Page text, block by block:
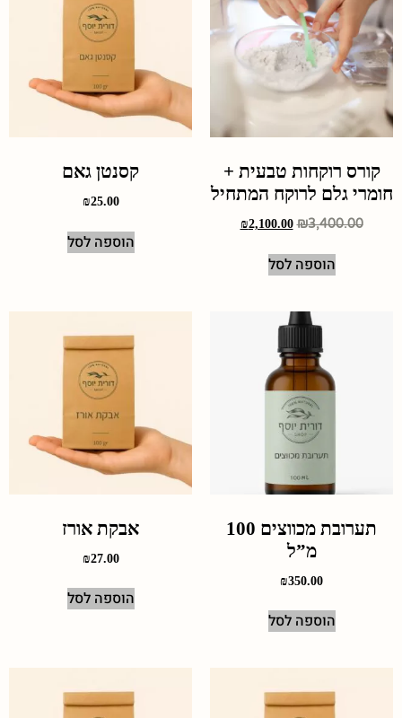
קורס רוקחות טבעית +
חומרי גלם לרוקח המתחיל
₪3,400.00
₪2,100.00
הוספה לסל
קסנטן גאם
₪25.00
הוספה לסל
תערובת מכווצים 100
מ”ל
₪350.00
הוספה לסל
אבקת אורז
₪27.00
הוספה לסל